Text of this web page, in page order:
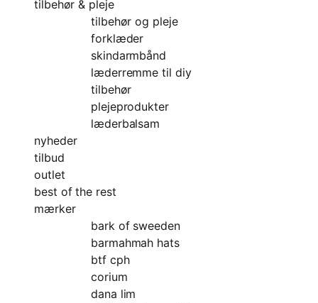
tilbehør & pleje
tilbehør og pleje
forklæder
skindarmbånd
læderremme til diy
tilbehør
plejeprodukter
læderbalsam
nyheder
tilbud
outlet
best of the rest
mærker
bark of sweeden
barmahmah hats
btf cph
corium
dana lim